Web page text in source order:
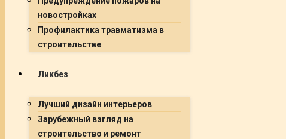
новостройках
Профилактика травматизма в
строительстве
Ликбез
Лучший дизайн интерьеров
Зарубежный взгляд на
строительство и ремонт